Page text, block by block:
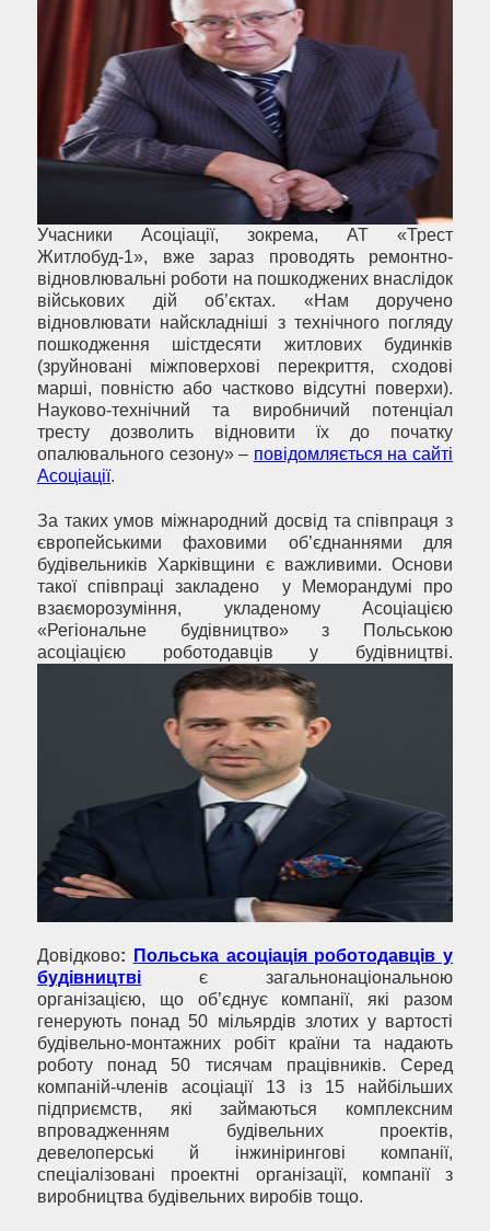
Учасники Асоціації, зокрема, АТ «Трест
Житлобуд-1», вже зараз проводять ремонтно-
відновлювальні роботи на пошкоджених внаслідок
військових дій об’єктах. «Нам доручено
відновлювати найскладніші з технічного погляду
пошкодження шістдесяти житлових будинків
(зруйновані міжповерхові перекриття, сходові
марші, повністю або частково відсутні поверхи).
Науково-технічний та виробничий потенціал
тресту дозволить відновити їх до початку
опалювального сезону» – повідомляється на сайті
Асоціації.
За таких умов міжнародний досвід та співпраця з
європейськими фаховими об’єднаннями для
будівельників Харківщини є важливими. Основи
такої співпраці закладено у Меморандумі про
взаєморозуміння, укладеному Асоціацією
«Регіональне будівництво» з Польською
асоціацією роботодавців у будівництві.
Довідково:
Польська асоціація роботодавців у
будівництві є загальнонаціональною
організацією, що об’єднує компанії, які разом
генерують понад 50 мільярдів злотих у вартості
будівельно-монтажних робіт країни та надають
роботу понад 50 тисячам працівників. Серед
компаній-членів асоціації 13 із 15 найбільших
підприємств, які займаються комплексним
впровадженням будівельних проектів,
девелоперські й інжинірингові компанії,
спеціалізовані проектні організації, компанії з
виробництва будівельних виробів тощо.